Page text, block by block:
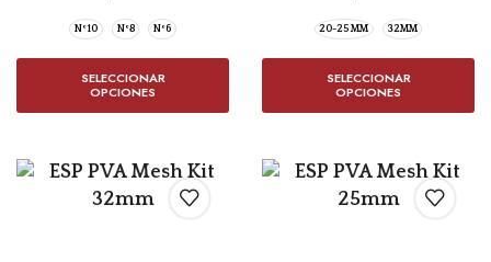
Nº10 Nº8 Nº6
SELECCIONAR
OPCIONES
20-25 MM 32MM
SELECCIONAR
OPCIONES